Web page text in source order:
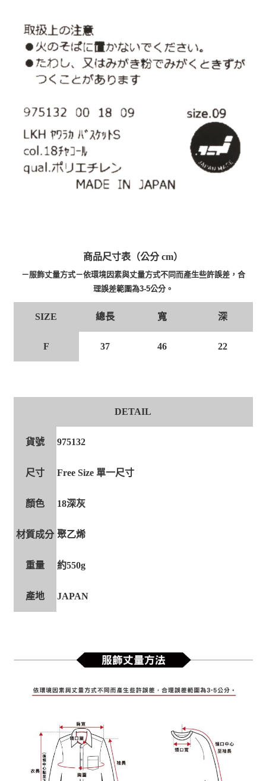
商品尺寸表（公分 cm）
－服飾丈量方式－依環境因素與丈量方式不同而產生些許誤差，合
理誤差範圍為3-5公分。
SIZE 總長 寬 深
F 37 46 22
DETAIL
貨號 975132
尺寸 Free Size 單一尺寸
顏色 18深灰
材質成分 聚乙烯
重量 約550g
產地 JAPAN